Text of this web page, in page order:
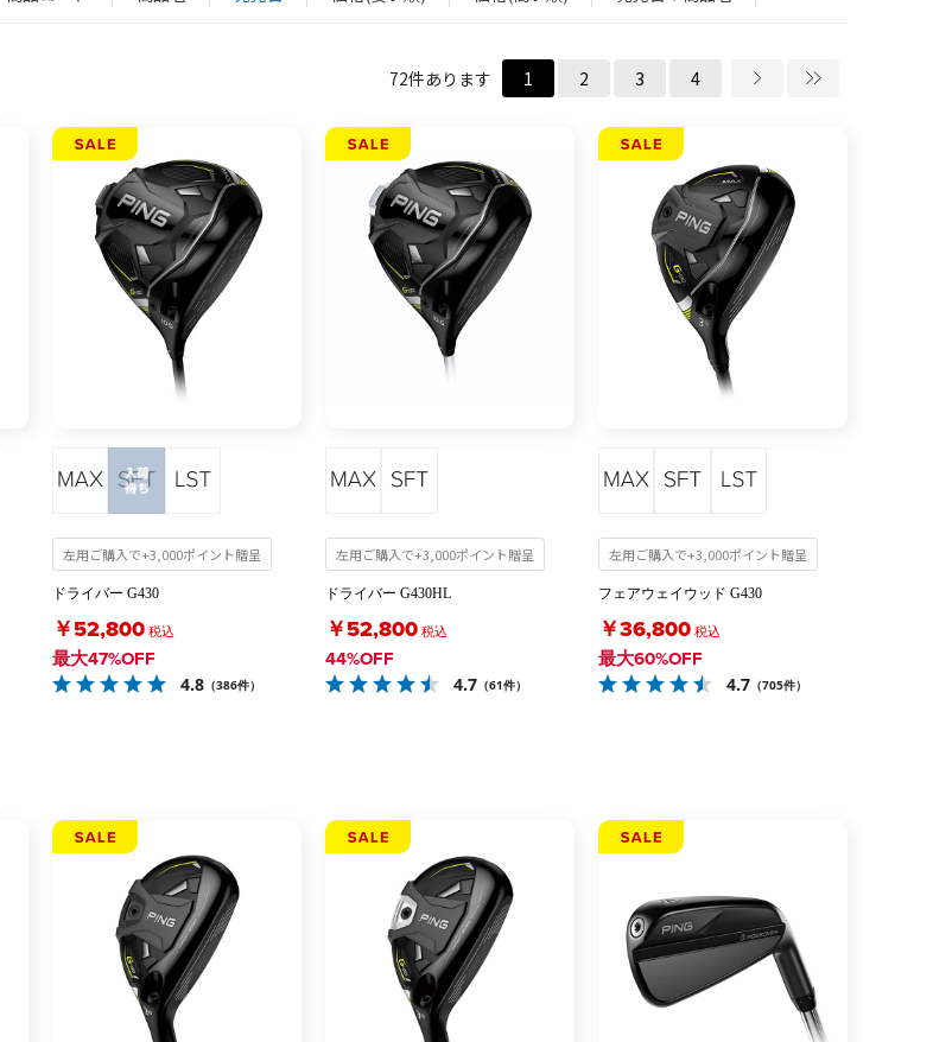
72件あります 1 2 3 4
左用ご購入で+3,000ポイント贈呈
ドライバー G430
￥52,800税込
最大47%OFF
4.8 （386件）
左用ご購入で+3,000ポイント贈呈
ドライバー G430HL
￥52,800税込
44%OFF
4.7 （61件）
左用ご購入で+3,000ポイント贈呈
フェアウェイウッド G430
￥36,800税込
最大60%OFF
4.7 （705件）